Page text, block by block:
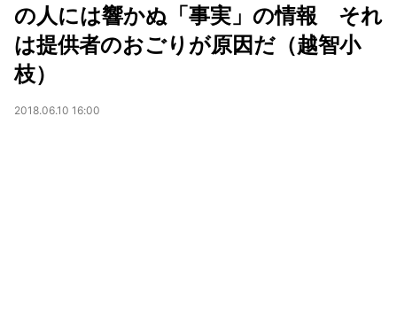
の人には響かぬ「事実」の情報 それ
は提供者のおごりが原因だ（越智小
枝）
2018.06.10 16:00